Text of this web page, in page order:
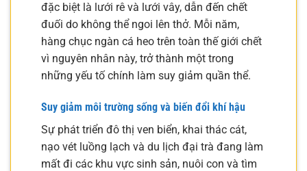
đặc biệt là lưới rê và lưới vây, dẫn đến chết
đuối do không thể ngoi lên thở. Mỗi năm,
hàng chục ngàn cá heo trên toàn thế giới chết
vì nguyên nhân này, trở thành một trong
những yếu tố chính làm suy giảm quần thể.
Suy giảm môi trường sống và biến đổi khí hậu
Sự phát triển đô thị ven biển, khai thác cát,
nạo vét luồng lạch và du lịch đại trà đang làm
mất đi các khu vực sinh sản, nuôi con và tìm